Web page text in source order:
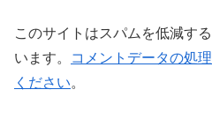
このサイトはスパムを低減す
います。
コメントデータの処
ください。